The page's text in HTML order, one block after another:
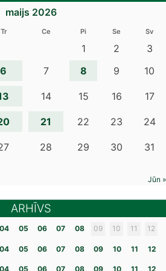
maijs 2026
Tr Ce Pi Se Sv
1 2
3
6 7 8 9 10
14 15 16 17
21 22 23 24
28 29 30 31
Jūn »
ARHĪVS
04 05 06 07 08 09 10 11 12
04 05 06 07 08 09 10 11 12
04 05 06 07 08 09 10 11 12